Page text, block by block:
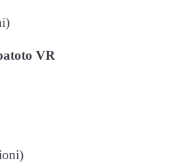
VR